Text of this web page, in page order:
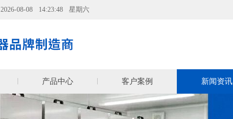
2026-08-08 14:23:48 星期六
产品中心 客户案例 新闻资讯